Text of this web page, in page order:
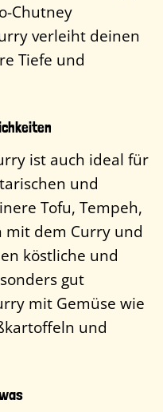
Chutney
verleiht deinen
Tiefe und
ist auch ideal für
und
Tofu, Tempeh,
mit dem Curry und
köstliche und
gut
mit Gemüse wie
und